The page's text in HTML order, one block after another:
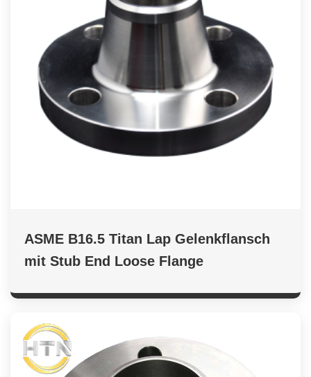
ASME B16.5 Titan Lap Gelenkflansch
mit Stub End Loose Flange